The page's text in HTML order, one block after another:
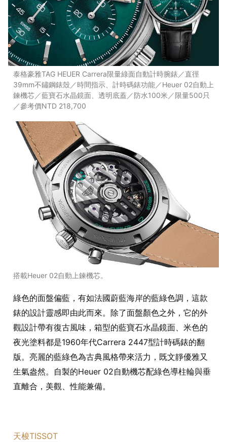
泰格豪雅TAG HEUER Carrera限量綠面自動計時腕錶／直徑
39mm不鏽鋼錶殼／時間指示、計時碼錶功能／Heuer 02自動上
鍊機芯／藍寶石水晶鏡面、透明底蓋／防水100米／限量500只
／參考價NTD 218,700
搭載Heuer 02自動上鍊機芯。
綠色的面盤偏藍，有如法國蔚藍海岸的藍綠色調，這款
錶的設計靈感即由此而來。除了面盤顏色之外，它的外
觀設計帶有復古風味，箱型的藍寶石水晶鏡面、米色的
夜光塗料都是1960年代Carrera 2447型計時碼錶的翻
版。亮麗的藍綠色為古典風格帶來活力，既文靜優雅又
生氣盎然。自製的Heuer 02自動機芯配綠色導柱輪與垂
直離合，美觀、性能兼備。
天梭TISSOT